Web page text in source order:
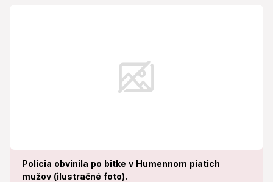
Polícia obvinila po bitke v Humennom piatich
mužov (ilustračné foto).